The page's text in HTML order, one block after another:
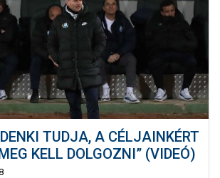
TUDJA, A CÉLJAINKÉRT
KELL DOLGOZNI” (VIDEÓ)